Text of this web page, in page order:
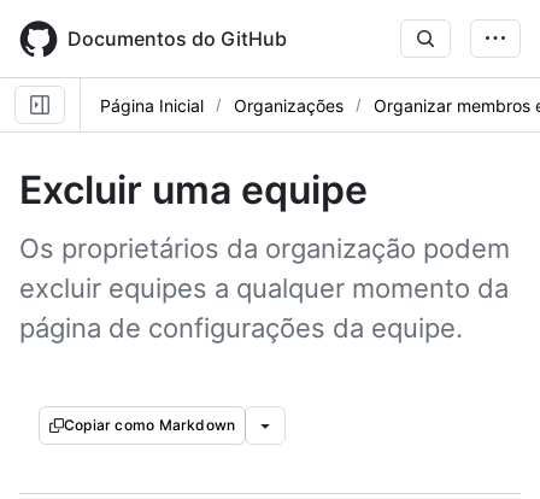
main
content
Documentos do GitHub
Página Inicial Organizações Organizar membros
Excluir uma equipe
Os proprietários da organização podem
excluir equipes a qualquer momento da
página de configurações da equipe.
Copiar como Markdown